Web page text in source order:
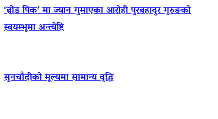
‘ब्रोड पिक’ मा ज्यान गुमाएका आराेही पुरबहादुर गुरुङको
स्वयम्भूमा अन्त्येष्टि
सुनचाँदीको मूल्यमा सामान्य वृद्धि